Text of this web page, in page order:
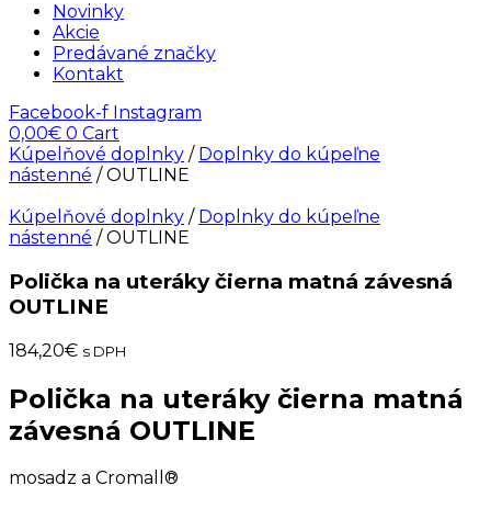
Novinky
Akcie
Predávané značky
Kontakt
Facebook-f Instagram
0,00€ 0 Cart
Kúpelňové doplnky / Doplnky do kúpeľne
nástenné / OUTLINE
Kúpelňové doplnky / Doplnky do kúpeľne
nástenné / OUTLINE
Polička na uteráky čierna matná závesná
OUTLINE
184,20€ s DPH
Polička na uteráky čierna matná
závesná OUTLINE
mosadz a Cromall®